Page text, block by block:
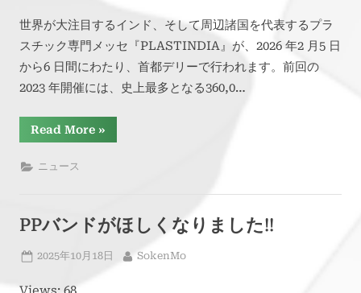
世界が大注目するインド、そして周辺諸国を代表するプラ
スチック専門メッセ『PLASTINDIA』が、2026 年2 月5 日
から6 日間にわたり、首都デリーで行われます。前回の
2023 年開催には、史上最多となる360,0…
Read More“Plastindia
2026”
»
ニュース
PPバンドがほしくなりました!!
Posted
2025年10月18日 By
SokenMo